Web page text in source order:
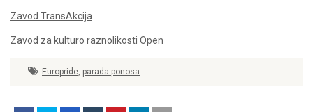
Zavod TransAkcija
Zavod za kulturo raznolikosti Open
Europride parada ponosa